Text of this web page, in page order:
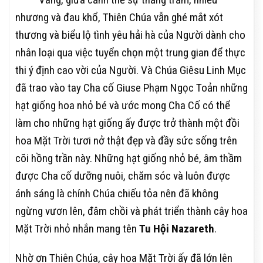
nhương và đau khổ, Thiên Chúa vẫn ghé mắt xót
thương và biểu lộ tình yêu hải hà của Người dành cho
nhân loại qua việc tuyển chọn một trung gian để thực
thi ý định cao vời của Người. Và Chúa Giêsu Linh Mục
đã trao vào tay Cha cố Giuse Phạm Ngọc Toản những
hạt giống hoa nhỏ bé và ước mong Cha Cố có thể
làm cho những hạt giống ấy được trở thành một đồi
hoa Mặt Trời tươi nở thật đẹp và đầy sức sống trên
cõi hồng trần này. Những hạt giống nhỏ bé, âm thầm
được Cha cố dưỡng nuôi, chăm sóc và luôn được
ánh sáng là chính Chúa chiếu tỏa nên đã không
ngừng vươn lên, đâm chồi và phát triển thành cây hoa
Mặt Trời nhỏ nhắn mang tên Tu Hội Nazareth.
Nhờ ơn Thiên Chúa, cây hoa Mặt Trời ấy đã lớn lên